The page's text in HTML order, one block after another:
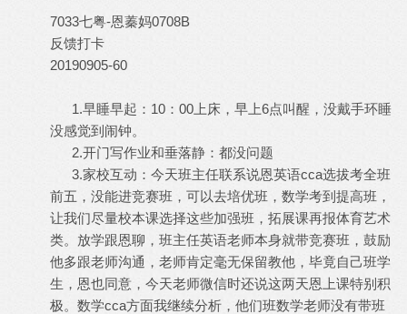
7033七粤-恩蓁妈0708B
反馈打卡
20190905-60
1.早睡早起：10：00上床，早上6点叫醒，没戴手环睡
没感觉到闹钟。
2.开门写作业和垂落静：都没问题
3.家校互动：今天班主任联系说恩英语cca选拔考全班
前五，没能进竞赛班，可以去培优班，数学考到提高班，
让我们尽量校本课选择这些加强班，拓展课再报体育艺术
类。放学跟恩聊，班主任英语老师本身就带竞赛班，鼓励
他多跟老师沟通，老师肯定毫无保留教他，毕竟自己班学
生，恩也同意，今天老师微信时还说这两天恩上课特别积
极。数学cca方面我继续分析，他们班数学老师没有带班